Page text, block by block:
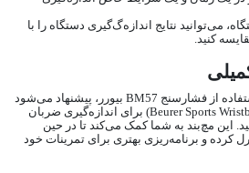
می‌توانید نتایج اندازه‌گ‌گیری دستگاه را با
کنید.
برای کسب بهترین تجربه از استفاده از فشارسنج BM57 بیورر، پیشنهاد می‌شود
که از مچ‌بند اسپرت بیورر (Beurer Sports Wristband) برای اندازه‌گیری ضربان
این مچ‌بند به شما کمک می‌کند تا در حین
کرده و برنامه‌ریزی بهتری برای تمرینات خود